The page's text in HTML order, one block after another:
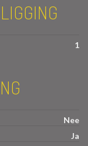
1
Nee
Ja